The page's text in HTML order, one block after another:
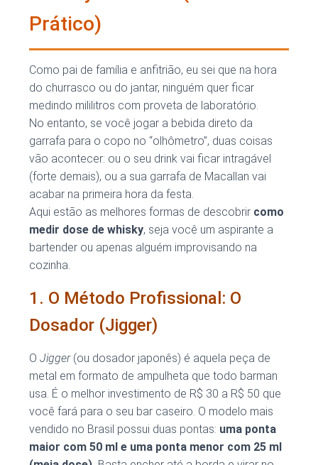
Prático)
Como pai de família e anfitrião, eu sei que na hora
do churrasco ou do jantar, ninguém quer ficar
medindo mililitros com proveta de laboratório.
No entanto, se você jogar a bebida direto da
garrafa para o copo no “olhômetro”, duas coisas
vão acontecer: ou o seu drink vai ficar intragável
(forte demais), ou a sua garrafa de Macallan vai
acabar na primeira hora da festa.
Aqui estão as melhores formas de descobrir como
medir dose de whisky, seja você um aspirante a
bartender ou apenas alguém improvisando na
cozinha.
1. O Método Profissional: O
Dosador (Jigger)
O Jigger(ou dosador japonês) é aquela peça de
metal em formato de ampulheta que todo barman
usa. É o melhor investimento de R$ 30 a R$ 50 que
você fará para o seu bar caseiro. O modelo mais
vendido no Brasil possui duas pontas: uma ponta
maior com 50 ml e uma ponta menor com 25 ml